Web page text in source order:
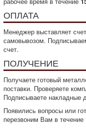
ОПЛАТА
Менеджер выставляет
самовывозом.
счет.
ПОЛУЧЕНИЕ
Получаете готовый
поставки. Проверяете
Подписываете накладные
Появились вопросы или
перезвоним Вам в течение